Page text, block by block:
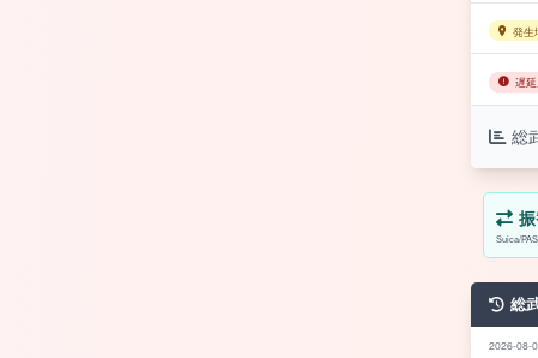
発生
遅
総
Suica/
総
2026-08-